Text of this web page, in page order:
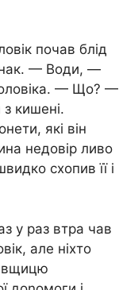
почав блід
— Води, —
— Що? —
кишені.
які він
недовір ливо
схопив її і
у раз втра чав
але ніхто